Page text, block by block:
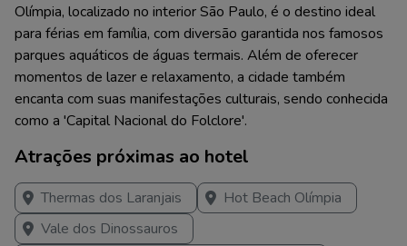
Olímpia, localizado no interior São Paulo, é o destino ideal
para férias em família, com diversão garantida nos famosos
parques aquáticos de águas termais. Além de oferecer
momentos de lazer e relaxamento, a cidade também
encanta com suas manifestações culturais, sendo conhecida
como a 'Capital Nacional do Folclore'.
Atrações próximas ao hotel
Thermas dos Laranjais
Hot Beach Olímpia
Vale dos Dinossauros